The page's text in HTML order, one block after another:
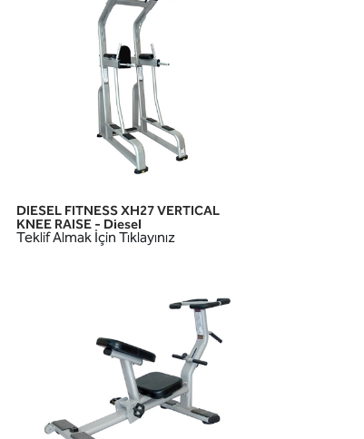
HIZLI GÖRÜNÜM
DIESEL FITNESS XH27 VERTICAL
KNEE RAISE - Diesel
Teklif Almak İçin Tıklayınız